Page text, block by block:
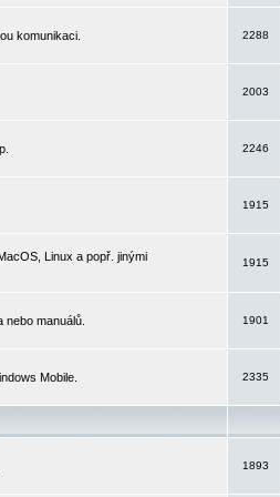
komunikaci.
2288
2003
2246
1915
Linux a popř. jinými
1915
manuálů.
1901
Mobile.
2335
1893